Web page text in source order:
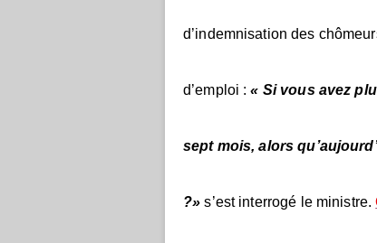
d’indemnisation des
d’emploi :« Si vous avez
sept mois, alors
?» s’est interrogé le ministre.